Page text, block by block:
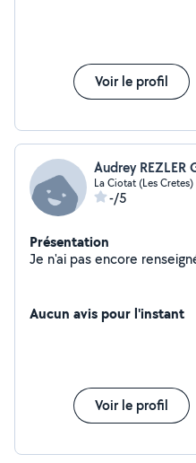
Voir le profil
Audrey REZLER
La Ciotat (Les Cretes)
-/5
Présentation
Aucun avis pour l'instant
Voir le profil